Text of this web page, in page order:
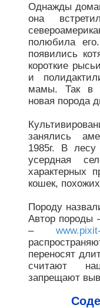
Однажды
она
полюбила
появились
короткие
и
мамы. Так в
новая порода
занялись
1985г. В
усердная
характерных
кошек,
Породу
Автор породы
–
переносят
считают
запрещают